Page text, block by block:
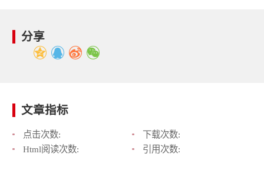
分享
文章指标
点击次数:
下载次数:
Html阅读次数:
引用次数: